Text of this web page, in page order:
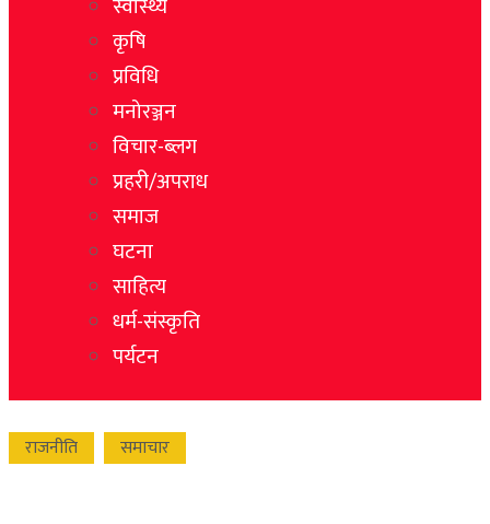
कृषि
प्रविधि
मनोरञ्जन
विचार-ब्लग
प्रहरी/अपराध
समाज
घटना
साहित्य
धर्म-संस्कृति
पर्यटन
राजनीति समाचार